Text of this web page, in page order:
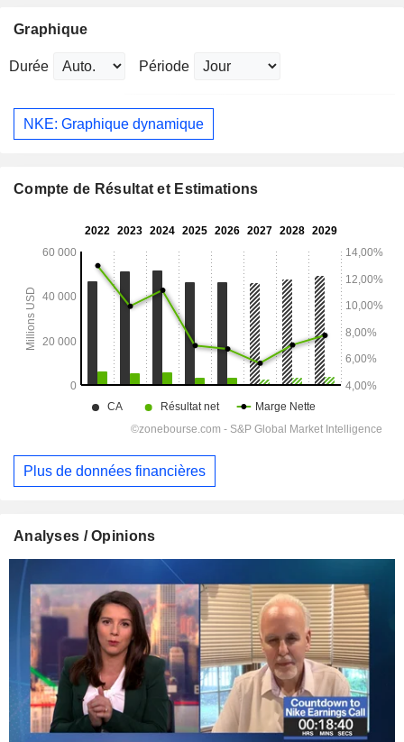
Graphique
Durée Période
NKE: Graphique dynamique
Compte de Résultat et Estimations
Plus de données financières
Analyses / Opinions